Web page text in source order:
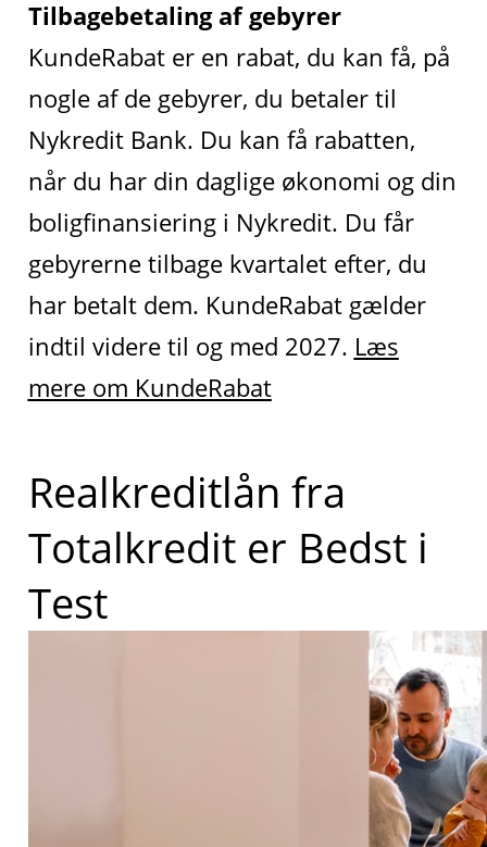
Tilbagebetaling af gebyrer
KundeRabat er en rabat, du kan få, på
nogle af de gebyrer, du betaler til
Nykredit Bank. Du kan få rabatten,
når du har din daglige økonomi og din
boligfinansiering i Nykredit. Du får
gebyrerne tilbage kvartalet efter, du
har betalt dem. KundeRabat gælder
indtil videre til og med 2027. Læs
mere om KundeRabat
Realkreditlån fra
Totalkredit er Bedst i
Test